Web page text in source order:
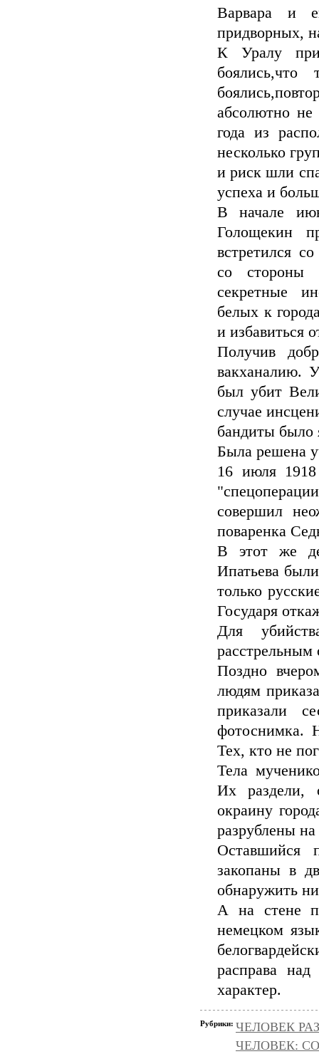
Варвара и
придворных,
К Уралу
абсолютно
года из
несколько
и риск шли
успеха и
В начале
Голощекин
встретился
со стороны
секретные
белых к
и избавиться
Получив
вакханалию.
был убит
случае
бандиты было
Была решена
16 июля 1918
совершил
поваренка
В этот же
Ипатьева
только
Государя
Для
Поздно
людям
приказали
фотоснимка.
Тех, кто не
Тела
Их раздели,
окраину
разрублены
Оставшийся
закопаны в
обнаружить
А на стене
немецком
расправа
характер.
Рубрики: ЧЕЛОВЕК
ЧЕЛОВЕК: